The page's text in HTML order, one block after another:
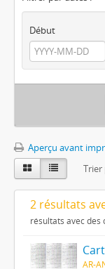
Début
Aperçu avant
Trier
2 résultats
résultats avec des
AR-